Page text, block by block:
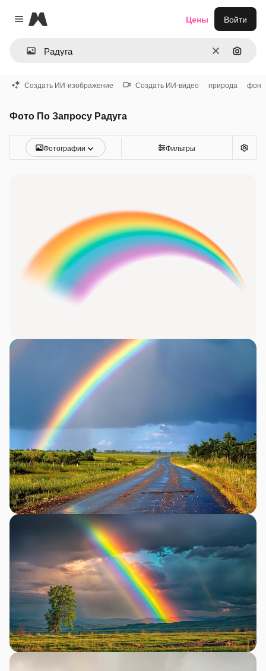
Close menu
Magnific
ОчиститьПоиск
Цены Войти
Создать ИИ-изображение Создать ИИ-видео природа фон
Фото По Запросу Радуга
Фотографии Фильтры